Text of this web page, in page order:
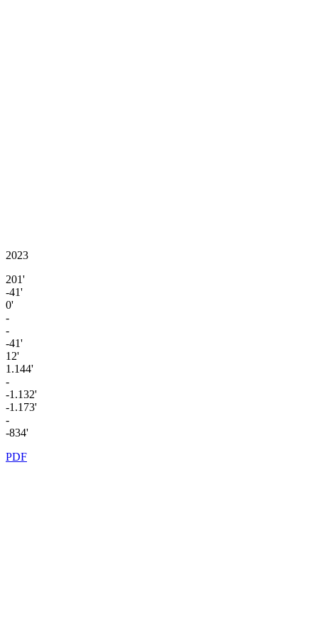
2023
201'
-41'
0'
-
-
-41'
12'
1.144'
-
-1.132'
-1.173'
-
-834'
PDF